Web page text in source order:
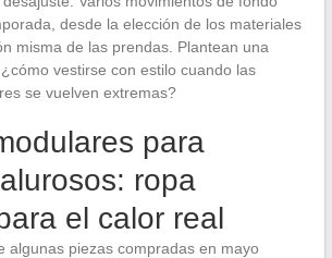
desde la elección de los materiales
misma de las prendas. Plantean una
vestirse con estilo cuando las
se vuelven extremas?
para
ropa
el calor real
algunas piezas compradas en mayo